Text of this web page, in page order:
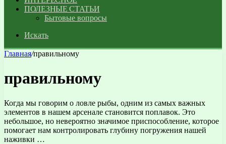
ПОЛЕЗНЫЕ СТАТЬИ
Бытовые вопросы
Искать
Главная/правильному
правильному
Когда мы говорим о ловле рыбы, одним из самых важных
элементов в нашем арсенале становится поплавок. Это
небольшое, но невероятно значимое приспособление, которое
помогает нам контролировать глубину погружения нашей
наживки …